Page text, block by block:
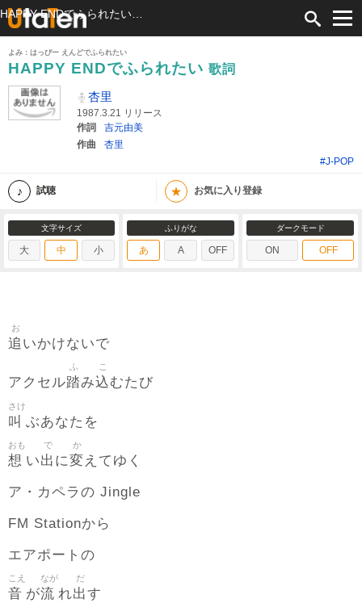
よみ：はっぴー えんどでふられたい
HAPPY ENDでふられたい 歌詞
杏里
1987.3.21 リリース
作詞
吉元由美
作曲
杏里
#J-POP
試聴 ★ お気に入り登録
文字サイズ
大 中 小
ふりがな
あ A OFF
ダークモード
ON OFF
追
お
いかけないで
アクセル踏
ふ
み込
こ
むたび
叫
さけ
ぶあなたを
想
おも
い出
で
に変
か
えてゆく
ア・カペラの Jingle
FM Stationから
エアポートの
音
こえ
が流
なが
れ出
だ
す